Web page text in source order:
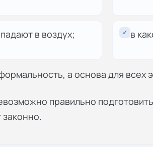
в воздух; ✓ в
а основа для всех
правильно